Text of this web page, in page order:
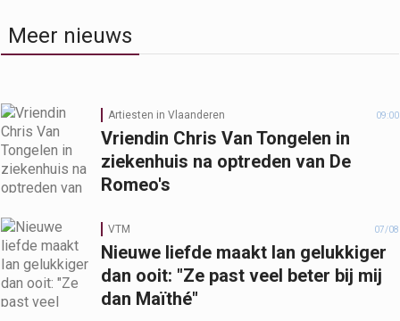
Meer nieuws
Artiesten in Vlaanderen 09:00
Vriendin Chris Van Tongelen in
ziekenhuis na optreden van De
Romeo's
VTM 07/08
Nieuwe liefde maakt Ian gelukkiger
dan ooit: "Ze past veel beter bij mij
dan Maïthé"